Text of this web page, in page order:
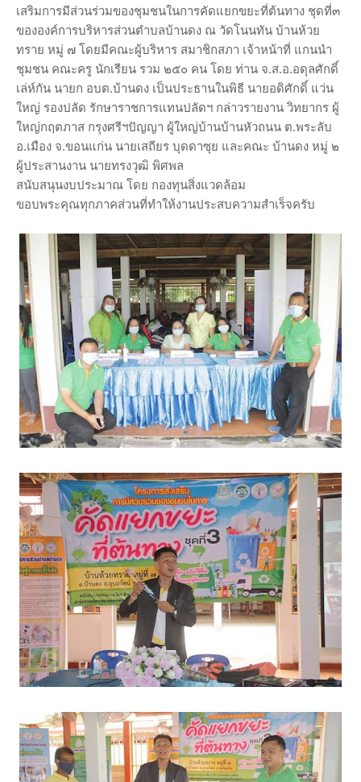
เสริมการมีส่วนร่วมของชุมชนในการคัดแยกขยะที่ต้นทาง ชุดที่๓
ขององค์การบริหารส่วนตำบลบ้านดง ณ วัดโนนทัน บ้านห้วย
ทราย หมู่ ๗ โดยมีคณะผู้บริหาร สมาชิกสภา เจ้าหน้าที่ แกนนำ
ชุมชน คณะครู นักเรียน รวม ๒๕๐ คน โดย ท่าน จ.ส.อ.อดุลศักดิ์
เล่ห์กัน นายก อบต.บ้านดง เป็นประธานในพิธี นายอดิศักดิ์ แว่น
ใหญ่ รองปลัด รักษาราชการแทนปลัดฯ กล่าวรายงาน วิทยากร ผู้
ใหญ่กฤตภาส กรุงศรีฯปัญญา ผู้ใหญ่บ้านบ้านหัวถนน ต.พระลับ
อ.เมือง จ.ขอนแก่น นายเสถียร บุดดาซุย และคณะ บ้านดง หมู่ ๒
ผู้ประสานงาน นายทรงวุฒิ พิศพล
สนับสนุนงบประมาณ โดย กองทุนสิ่งแวดล้อม
ขอบพระคุณทุกภาคส่วนที่ทำให้งานประสบความสำเร็จครับ